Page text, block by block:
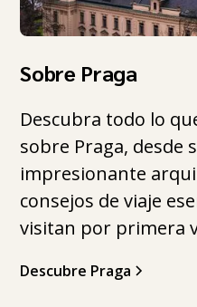
Sobre Praga
Descubra todo lo
sobre Praga, desde
impresionante
consejos de viaje
visitan por primera
Descubre Praga